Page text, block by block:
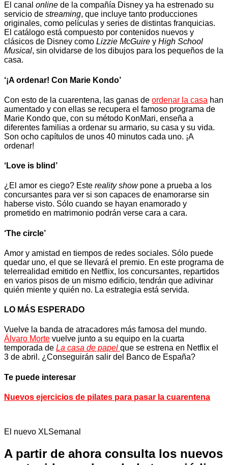
El canal online de la compañía Disney ya ha estrenado su
servicio de streaming, que incluye tanto producciones
originales, como películas y series de distintas franquicias.
El catálogo está compuesto por contenidos nuevos y
clásicos de Disney como Lizzie McGuire y High School
Musical, sin olvidarse de los dibujos para los pequeños de la
casa.
‘¡A ordenar! Con Marie Kondo’
Con esto de la cuarentena, las ganas de ordenar la casa han
aumentado y con ellas se recupera el famoso programa de
Marie Kondo que, con su método KonMari, enseña a
diferentes familias a ordenar su armario, su casa y su vida.
Son ocho capítulos de unos 40 minutos cada uno. ¡A
ordenar!
‘Love is blind’
¿El amor es ciego? Este reality showpone a prueba a los
concursantes para ver si son capaces de enamorarse sin
haberse visto. Sólo cuando se hayan enamorado y
prometido en matrimonio podrán verse cara a cara.
‘The circle’
Amor y amistad en tiempos de redes sociales. Sólo puede
quedar uno, el que se llevará el premio. En este programa de
telerrealidad emitido en Netflix, los concursantes, repartidos
en varios pisos de un mismo edificio, tendrán que adivinar
quién miente y quién no. La estrategia está servida.
LO MÁS ESPERADO
Vuelve la banda de atracadores más famosa del mundo.
Álvaro Morte vuelve junto a su equipo en la cuarta
temporada de La casa de papel que se estrena en Netflix el
3 de abril. ¿Conseguirán salir del Banco de España?
Te puede interesar
Nuevos ejercicios de pilates para pasar la cuarentena
El nuevo XLSemanal
A partir de ahora consulta los nuevos